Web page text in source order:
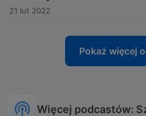
21 lut 2022
Pokaż więcej
Więcej podcastów: